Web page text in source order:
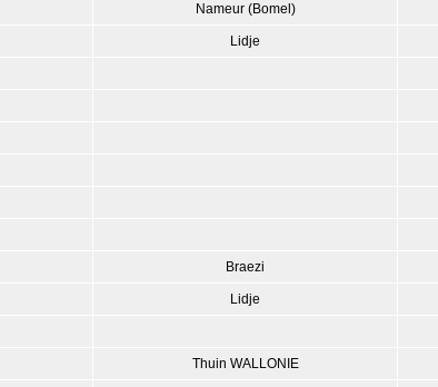
Nameur (Bomel)
Lidje
Braezi
Lidje
Thuin WALLONIE